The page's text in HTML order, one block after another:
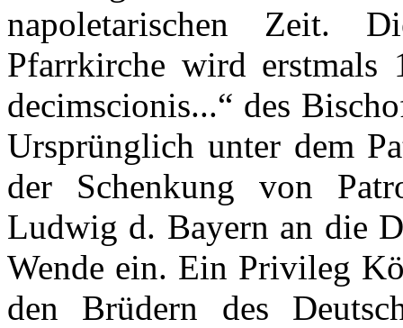
napoletarischen Zeit.
Pfarrkirche wird erstmals
decimscionis...“ des
Ursprünglich unter dem
der Schenkung von
Ludwig d. Bayern an die
Wende ein. Ein Privileg
den Brüdern des